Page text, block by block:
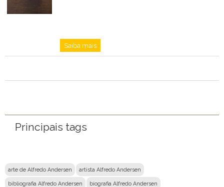
Saiba mais
Principais tags
arte de Alfredo Andersen artista Alfredo Andersen
bibliografia Alfredo Andersen biografia Alfredo Andersen